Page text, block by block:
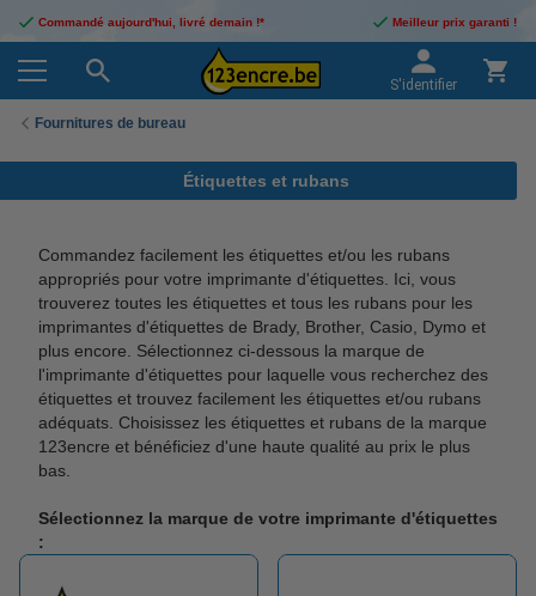
Commandé aujourd'hui, livré demain !* Meilleur prix garanti !
S'identifier
Fournitures de bureau
Étiquettes et rubans
Commandez facilement les étiquettes et/ou les rubans
appropriés pour votre imprimante d'étiquettes. Ici, vous
trouverez toutes les étiquettes et tous les rubans pour les
imprimantes d'étiquettes de Brady, Brother, Casio, Dymo et
plus encore. Sélectionnez ci-dessous la marque de
l'imprimante d'étiquettes pour laquelle vous recherchez des
étiquettes et trouvez facilement les étiquettes et/ou rubans
adéquats. Choisissez les étiquettes et rubans de la marque
123encre et bénéficiez d'une haute qualité au prix le plus
bas.
Sélectionnez la marque de votre imprimante d'étiquettes
: